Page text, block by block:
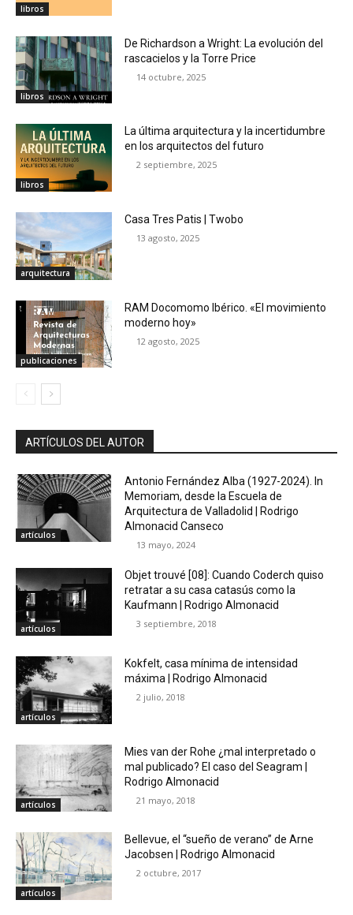
libros
libros
De Richardson a Wright: La evolución del
rascacielos y la Torre Price
14 octubre, 2025
libros
La última arquitectura y la incertidumbre
en los arquitectos del futuro
2 septiembre, 2025
arquitectura
Casa Tres Patis | Twobo
13 agosto, 2025
publicaciones
RAM Docomomo Ibérico. «El movimiento
moderno hoy»
12 agosto, 2025
ARTÍCULOS DEL AUTOR
artículos
Antonio Fernández Alba (1927-2024). In
Memoriam, desde la Escuela de
Arquitectura de Valladolid | Rodrigo
Almonacid Canseco
13 mayo, 2024
artículos
Objet trouvé [08]: Cuando Coderch quiso
retratar a su casa catasús como la
Kaufmann | Rodrigo Almonacid
3 septiembre, 2018
artículos
Kokfelt, casa mínima de intensidad
máxima | Rodrigo Almonacid
2 julio, 2018
artículos
Mies van der Rohe ¿mal interpretado o
mal publicado? El caso del Seagram |
Rodrigo Almonacid
21 mayo, 2018
artículos
Bellevue, el “sueño de verano” de Arne
Jacobsen | Rodrigo Almonacid
2 octubre, 2017